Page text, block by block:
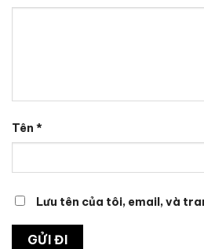
Tên *
Lưu tên của tôi, email, và